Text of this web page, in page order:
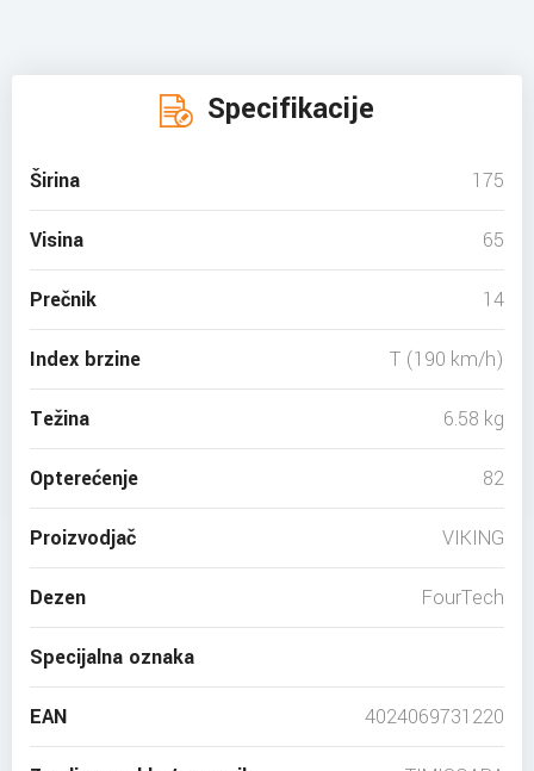
Specifikacije
Širina 175
Visina 65
Prečnik 14
Index brzine T (190 km/h)
Težina 6.58 kg
Opterećenje 82
Proizvodjač VIKING
Dezen FourTech
Specijalna oznaka
EAN 4024069731220